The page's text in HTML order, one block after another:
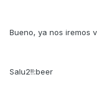
Bueno, ya nos iremos
Salu2!!:beer